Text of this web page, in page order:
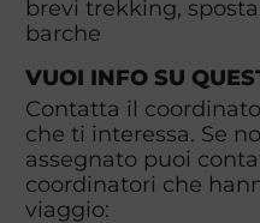
brevi trekking,
barche
VUOI INFO SU
Contatta il
che ti interessa. Se
assegnato puoi
coordinatori che
viaggio: